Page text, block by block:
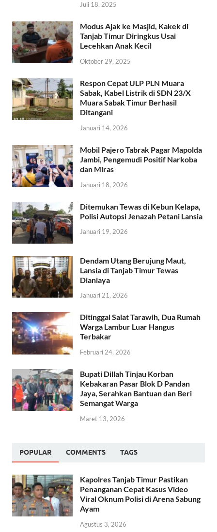
Juli 18, 2025
Modus Ajak ke Masjid, Kakek di
Tanjab Timur Diringkus Usai
Lecehkan Anak Kecil
Oktober 29, 2025
Respon Cepat ULP PLN Muara
Sabak, Kabel Listrik di SDN 23/X
Muara Sabak Timur Berhasil
Ditangani
Januari 14, 2026
Mobil Pajero Tabrak Pagar Mapolda
Jambi, Pengemudi Positif Narkoba
dan Miras
Januari 18, 2026
Ditemukan Tewas di Kebun Kelapa,
Polisi Autopsi Jenazah Petani Lansia
Januari 19, 2026
Dendam Utang Berujung Maut,
Lansia di Tanjab Timur Tewas
Dianiaya
Januari 21, 2026
Ditinggal Salat Tarawih, Dua Rumah
Warga Lambur Luar Hangus
Terbakar
Februari 24, 2026
Bupati Dillah Tinjau Korban
Kebakaran Pasar Blok D Pandan
Jaya, Serahkan Bantuan dan Beri
Semangat Warga
Maret 13, 2026
POPULAR COMMENTS TAGS
Kapolres Tanjab Timur Pastikan
Penanganan Cepat Kasus Video
Viral Oknum Polisi di Arena Sabung
Ayam
Agustus 3, 2026